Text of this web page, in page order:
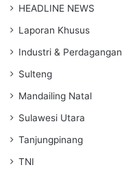
HEADLINE NEWS
Laporan Khusus
Industri & Perdagangan
Sulteng
Mandailing Natal
Sulawesi Utara
Tanjungpinang
TNI